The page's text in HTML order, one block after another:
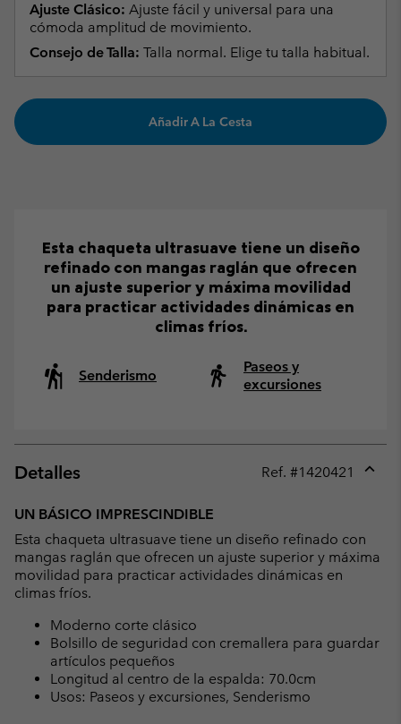
Ajuste Clásico: Ajuste fácil y universal para una
cómoda amplitud de movimiento.
Consejo de Talla: Talla normal. Elige tu talla habitual.
Añadir A La Cesta
Esta chaqueta ultrasuave tiene un diseño
refinado con mangas raglán que ofrecen
un ajuste superior y máxima movilidad
para practicar actividades dinámicas en
climas fríos.
Senderismo
Paseos y
excursiones
Detalles Ref. #1420421
UN BÁSICO IMPRESCINDIBLE
Esta chaqueta ultrasuave tiene un diseño refinado con
mangas raglán que ofrecen un ajuste superior y máxima
movilidad para practicar actividades dinámicas en
climas fríos.
Moderno corte clásico
Bolsillo de seguridad con cremallera para guardar
artículos pequeños
Longitud al centro de la espalda: 70.0cm
Usos: Paseos y excursiones, Senderismo